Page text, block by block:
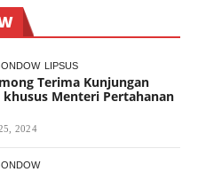
LIPSUS
Terima Kunjungan
Menteri Pertahanan
2024